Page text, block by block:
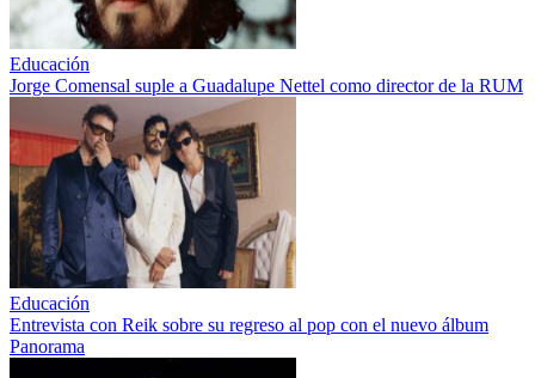
Educación
Jorge Comensal suple a Guadalupe Nettel como director de la RUM
Educación
Entrevista con Reik sobre su regreso al pop con el nuevo álbum
Panorama